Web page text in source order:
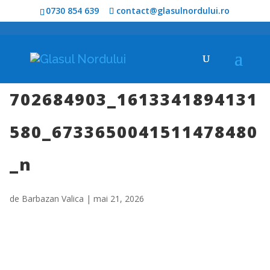
0730 854 639 contact@glasulnordului.ro
702684903_1613341894131
580_6733650041511478480
_n
de Barbazan Valica | mai 21, 2026